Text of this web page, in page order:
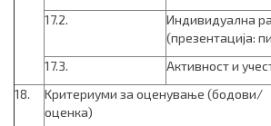
17.2.
Индивидуална
(презентација:
17.3.
Активност и
18.
Kритериуми за оценување (бодови/
оценка)